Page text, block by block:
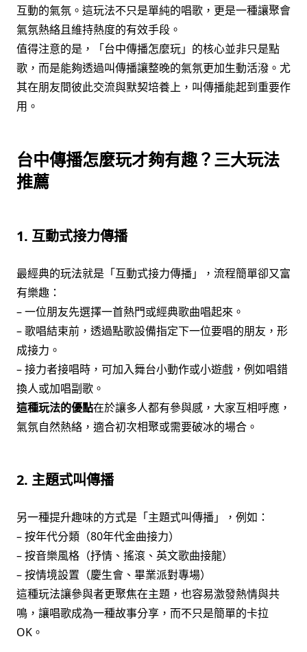
互動的氣氛。這玩法不只是單純的唱歌，更是一種讓聚會
氣氛熱絡且維持熱度的有效手段。
值得注意的是，「台中傳播怎麼玩」的核心並非只是點
歌，而是能夠透過叫傳播讓整晚的氣氛更加生動活潑。尤
其在朋友間彼此交流與默契培養上，叫傳播能起到重要作
用。
台中傳播怎麼玩才夠有趣？三大玩法
推薦
1. 互動式接力傳播
最經典的玩法就是「互動式接力傳播」，流程簡單卻又富
有樂趣：
– 一位朋友先選擇一首熱門或經典歌曲唱起來。
– 歌唱結束前，透過點歌設備指定下一位要唱的朋友，形
成接力。
– 接力者接唱時，可加入舞台小動作或小遊戲，例如唱錯
換人或加唱副歌。
這種玩法的優點在於讓多人都有參與感，大家互相呼應，
氣氛自然熱絡，適合初次相聚或需要破冰的場合。
2. 主題式叫傳播
另一種提升趣味的方式是「主題式叫傳播」，例如：
– 按年代分類（80年代金曲接力）
– 按音樂風格（抒情、搖滾、英文歌曲接龍）
– 按情境設置（慶生會、畢業派對專場）
這種玩法讓參與者更聚焦在主題，也容易激發熱情與共
鳴，讓唱歌成為一種故事分享，而不只是簡單的卡拉
OK。